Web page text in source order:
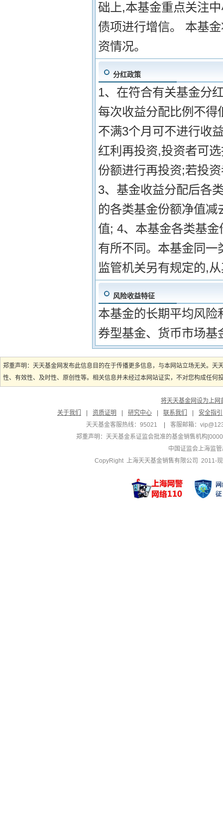
础上,本基金重点关注
债项进行增信。 本基
资情况。
分红政策
1、在符合有关基金分
每次收益分配比例不
不满3个月可不进行收
红利再投资,投资者可
份额进行再投资;若投
3、基金收益分配后各
的各类基金份额净值
值; 4、本基金各类基
有所不同。本基金同
监管机关另有规定的,
风险收益特征
本基金的长期平均风
券型基金、货币市场
郑重声明：天天基金网发布此信息目的在于传播更多信息，与本网站立场无关。
性、有效性、及时性、原创性等。相关信息并未经过本网站证实，不对您构成任
将天天基金网设为上网
关于我们
资质证明 研究中心 联系我们
安全指引
天天基金客服热线：95021
客服邮箱：
郑重声明：天天基金系证监会批准的基金销售机构
中国证监会上海监
CopyRight 上海天天基金销售有限公司 2011-